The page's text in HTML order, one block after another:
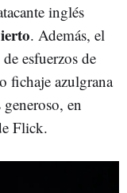
inglés
. Además, el
esfuerzos de
fichaje azulgrana
en
Flick.